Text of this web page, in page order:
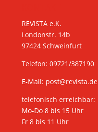
REVISTA e.K.
Londonstr. 14b
97424 Schweinfurt
Telefon: 09721/387190
E-Mail: post@revista.de
telefonisch erreichbar:
Mo-Do 8 bis 15 Uhr
Fr 8 bis 11 Uhr